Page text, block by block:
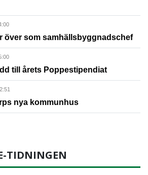
över som samhällsbyggnadschef
till årets Poppestipendiat
nya kommunhus
TIDNINGEN